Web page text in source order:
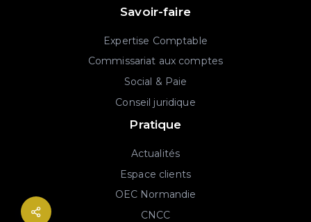
Savoir-faire
Expertise Comptable
Commissariat aux comptes
Social & Paie
Conseil juridique
Pratique
Actualités
Espace clients
OEC Normandie
CNCC